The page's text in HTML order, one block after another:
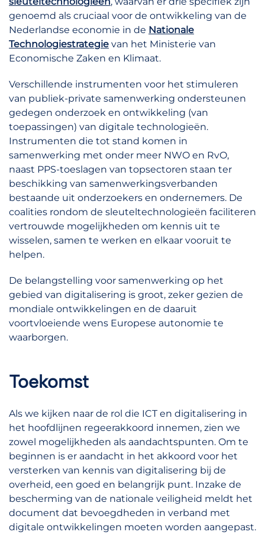
genoemd als cruciaal voor de ontwikkeling van de
Nederlandse economie in de Nationale
Technologiestrategie van het Ministerie van
Economische Zaken en Klimaat.
Verschillende instrumenten voor het stimuleren
van publiek-private samenwerking ondersteunen
gedegen onderzoek en ontwikkeling (van
toepassingen) van digitale technologieën.
Instrumenten die tot stand komen in
samenwerking met onder meer NWO en RvO,
naast PPS-toeslagen van topsectoren staan ter
beschikking van samenwerkingsverbanden
bestaande uit onderzoekers en ondernemers. De
coalities rondom de sleuteltechnologieën faciliteren
vertrouwde mogelijkheden om kennis uit te
wisselen, samen te werken en elkaar vooruit te
helpen.
De belangstelling voor samenwerking op het
gebied van digitalisering is groot, zeker gezien de
mondiale ontwikkelingen en de daaruit
voortvloeiende wens Europese autonomie te
waarborgen.
Toekomst
Als we kijken naar de rol die ICT en digitalisering in
het hoofdlijnen regeerakkoord innemen, zien we
zowel mogelijkheden als aandachtspunten. Om te
beginnen is er aandacht in het akkoord voor het
versterken van kennis van digitalisering bij de
overheid, een goed en belangrijk punt. Inzake de
bescherming van de nationale veiligheid meldt het
document dat bevoegdheden in verband met
digitale ontwikkelingen moeten worden aangepast.